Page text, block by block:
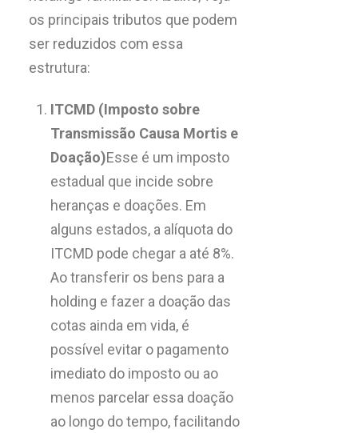
os principais tributos que podem
ser reduzidos com essa
estrutura:
ITCMD (Imposto sobre
Transmissão Causa Mortis e
Doação)Esse é um imposto
estadual que incide sobre
heranças e doações. Em
alguns estados, a alíquota do
ITCMD pode chegar a até 8%.
Ao transferir os bens para a
holding e fazer a doação das
cotas ainda em vida, é
possível evitar o pagamento
imediato do imposto ou ao
menos parcelar essa doação
ao longo do tempo, facilitando